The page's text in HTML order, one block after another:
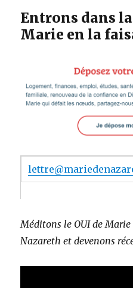
Entrons dans
Marie en la
Méditons le OUI de Marie
Nazareth et devenons